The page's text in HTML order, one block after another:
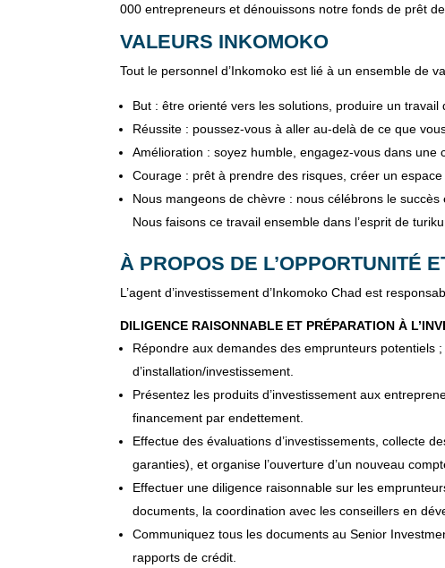
000 entrepreneurs et dénouissons notre fonds de prêt
VALEURS INKOMOKO
Tout le personnel d’Inkomoko est lié à un ensemble de
But : être orienté vers les solutions, produire un
Réussite : poussez-vous à aller au-delà de ce que
Amélioration : soyez humble, engagez-vous dans
Courage : prêt à prendre des risques, créer un
Nous mangeons de chèvre : nous célébrons le
Nous faisons ce travail ensemble dans l’esprit de
À PROPOS DE L’OPPORTUNITÉ
L’agent d’investissement d’Inkomoko Chad est
DILIGENCE RAISONNABLE ET PRÉPARATION À
Répondre aux demandes des emprunteurs potentiels
d’installation/investissement.
Présentez les produits d’investissement aux
financement par endettement.
Effectue des évaluations d’investissements, collecte
garanties), et organise l’ouverture d’un nouveau
Effectuer une diligence raisonnable sur les
documents, la coordination avec les conseillers en
Communiquez tous les documents au Senior
rapports de crédit.